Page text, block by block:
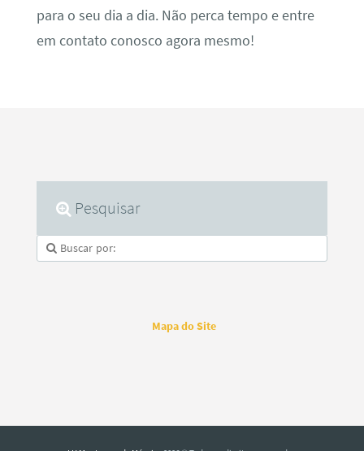
para o seu dia a dia. Não perca tempo e entre
em contato conosco agora mesmo!
Pesquisar
Mapa do Site